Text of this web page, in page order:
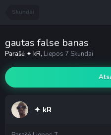
Skundai
gautas false banas
Parašė ✦ kR, Liepos 7 Skundai
✦ kR